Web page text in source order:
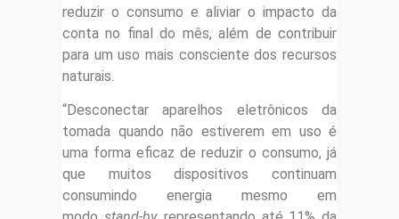
reduzir o consumo e aliviar o impacto da
conta no final do mês, além de contribuir
para um uso mais consciente dos recursos
naturais.
“Desconectar aparelhos eletrônicos da
tomada quando não estiverem em uso é
uma forma eficaz de reduzir o consumo, já
que muitos dispositivos continuam
consumindo energia mesmo em